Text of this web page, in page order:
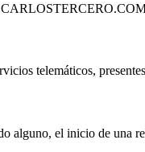
telemáticos,
alguno, el inicio de